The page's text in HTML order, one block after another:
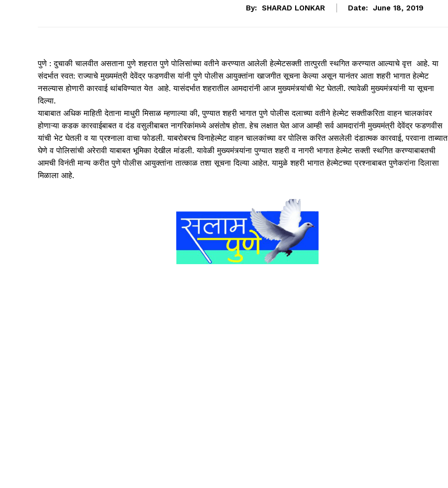
By: SHARAD LONKAR Date: June 18, 2019
पुणे : दुचाकी चालवीत असताना पुणे शहरात पुणे पोलिसांच्या वतीने करण्यात आलेली हेल्मेटसक्ती तात्पुरती स्थगित करण्यात आल्याचे वृत्त आहे. या
संदर्भात स्वत: राज्याचे मुख्यमंत्री देवेंद्र फडणवीस यांनी पुणे पोलीस आयुक्तांना खाजगीत सूचना केल्या असून यानंतर आता शहरी भागात हेल्मेट
नसल्यास होणारी कारवाई थांबविण्यात येत आहे. यासंदर्भात शहरातील आमदारांनी आज मुख्यमंत्र्यांची भेट घेतली. त्यावेळी मुख्यमंत्र्यांनी या सूचना
दिल्या.
याबाबात अधिक माहिती देताना माधुरी मिसाळ म्हणाल्या की, पुण्यात शहरी भागात पुणे पोलीस दलाच्या वतीने हेल्मेट सक्तीकरिता वाहन चालकांवर
होणाऱ्या कडक कारवाईबाबत व दंड वसुलीबाबत नागरिकांमध्ये असंतोष होता. हेच लक्षात घेत आज आम्ही सर्व आमदारांनी मुख्यमंत्री देवेंद्र फडणवीस
यांची भेट घेतली व या प्रश्नाला वाचा फोडली. याबरोबरच विनाहेल्मेट वाहन चालकांच्या वर पोलिस करित असलेली दंडात्मक कारवाई, परवाना ताब्यात
घेणे व पोलिसांची अरेरावी याबाबत भूमिका देखील मांडली. यावेळी मुख्यमंत्र्यांना पुण्यात शहरी व नागरी भागात हेल्मेट सक्ती स्थगित करण्याबाबतची
आमची विनंती मान्य करीत पुणे पोलीस आयुक्तांना तात्काळ तशा सूचना दिल्या आहेत. यामुळे शहरी भागात हेल्मेटच्या प्रश्नाबाबत पुणेकरांना दिलासा
मिळाला आहे.